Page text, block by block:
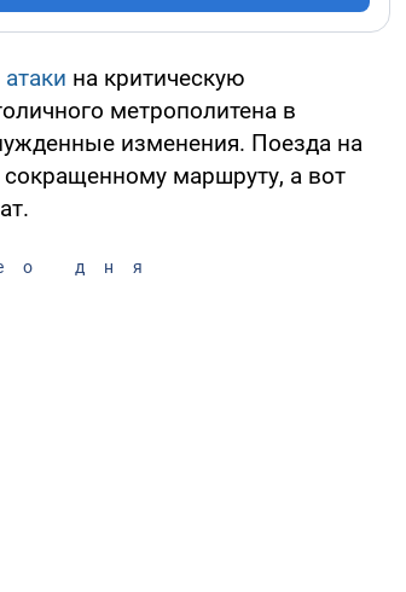
атаки на критическую
метрополитена в
изменения. Поезда на
сокращенному маршруту, а вот
дня